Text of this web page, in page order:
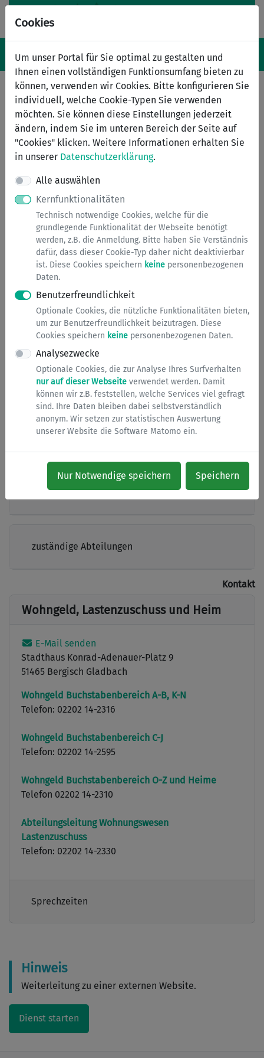
Cookies
Um unser Portal für Sie optimal zu gestalten und
Ihnen einen vollständigen Funktionsumfang bieten zu
können, verwenden wir Cookies. Bitte konfigurieren Sie
individuell, welche Cookie-Typen Sie verwenden
möchten. Sie können diese Einstellungen jederzeit
ändern, indem Sie im unteren Bereich der Seite auf
"Cookies" klicken. Weitere Informationen erhalten Sie
in unserer Datenschutzerklärung.
Alle auswählen
Kernfunktionalitäten
Technisch notwendige Cookies, welche für die
grundlegende Funktionalität der Webseite benötigt
werden, z.B. die Anmeldung. Bitte haben Sie Verständnis
dafür, dass dieser Cookie-Typ daher nicht deaktivierbar
ist. Diese Cookies speichern keine personenbezogenen
Daten.
Benutzerfreundlichkeit
Optionale Cookies, die nützliche Funktionalitäten bieten,
um zur Benutzerfreundlichkeit beizutragen. Diese
Cookies speichern keine personenbezogenen Daten.
Analysezwecke
Optionale Cookies, die zur Analyse Ihres Surfverhalten
nur auf dieser Webseite verwendet werden. Damit
können wir z.B. feststellen, welche Services viel gefragt
sind. Ihre Daten bleiben dabei selbstverständlich
anonym. Wir setzen zur statistischen Auswertung
unserer Website die Software Matomo ein.
Nur Notwendige speichern Speichern
Navigation ein-/ausblenden
Menü
Wohngeld
Wohngeld kann die Bürgerinnen und Bürger finanziell
unterstützen, die aufgrund der Maßnahmen im
Zusammenhang der Corona-Pandemie von
Einkommenseinbußen betroffen sind. Diese können
selbständig tätige Personen sein.
Bitte beachten Sie : Wohngeld ist ein
Wohnkostenzuschuss und dient nicht zur Deckung der
Lebenshaltungskosten. In diesen Fällen wenden Sie sich
bitte an das zuständige Jobcenter.
Tipp:
Wohngeldstelle zu geben, können Sie kostenlose Apps
(z.B. Adobe Scan) zum Scannen von Dokumenten
Notwendige Unterlagen
Links
zuständige Abteilungen
Kontakt
Wohngeld, Lastenzuschuss und Heim
E-Mail senden
Stadthaus Konrad-Adenauer-Platz 9
51465 Bergisch Gladbach
Wohngeld Buchstabenbereich A-B, K-N
Telefon: 02202 14-2316
Wohngeld Buchstabenbereich C-J
Telefon: 02202 14-2595
Wohngeld Buchstabenbereich O-Z und Heime
Telefon 02202 14-2310
Abteilungsleitung Wohnungswesen
Lastenzuschuss
Telefon: 02202 14-2330
Sprechzeiten
Hinweis
Weiterleitung zu einer externen Website.
Dienst starten